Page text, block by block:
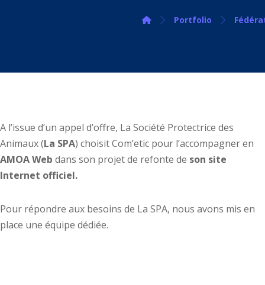
Portfolio
A l’issue d’un appel d’offre, La Société Protectrice des
Animaux (La SPA) choisit Com’etic pour l’accompagner en
AMOA Web dans son projet de refonte de son site
Internet officiel.
Pour répondre aux besoins de La SPA, nous avons mis en
place une équipe dédiée.